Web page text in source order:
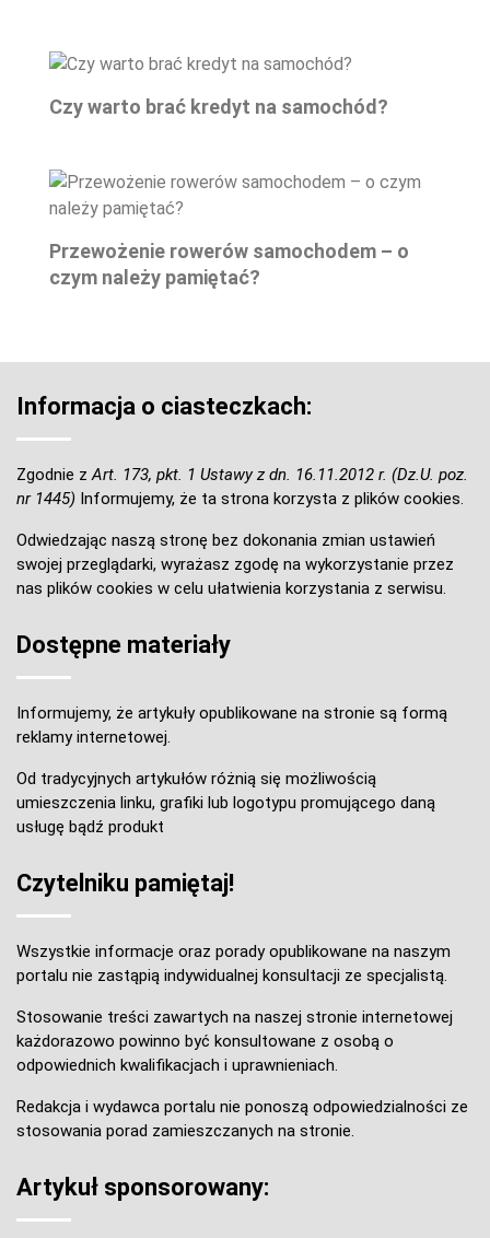
Czy warto brać kredyt na samochód?
Przewożenie rowerów samochodem – o
czym należy pamiętać?
Informacja o ciasteczkach:
Zgodnie z Art. 173, pkt. 1 Ustawy z dn. 16.11.2012 r. (Dz.U. poz.
nr 1445) Informujemy, że ta strona korzysta z plików cookies.
Odwiedzając naszą stronę bez dokonania zmian ustawień
swojej przeglądarki, wyrażasz zgodę na wykorzystanie przez
nas plików cookies w celu ułatwienia korzystania z serwisu.
Dostępne materiały
Informujemy, że artykuły opublikowane na stronie są formą
reklamy internetowej.
Od tradycyjnych artykułów różnią się możliwością
umieszczenia linku, grafiki lub logotypu promującego daną
usługę bądź produkt
Czytelniku pamiętaj!
Wszystkie informacje oraz porady opublikowane na naszym
portalu nie zastąpią indywidualnej konsultacji ze specjalistą.
Stosowanie treści zawartych na naszej stronie internetowej
każdorazowo powinno być konsultowane z osobą o
odpowiednich kwalifikacjach i uprawnieniach.
Redakcja i wydawca portalu nie ponoszą odpowiedzialności ze
stosowania porad zamieszczanych na stronie.
Artykuł sponsorowany: